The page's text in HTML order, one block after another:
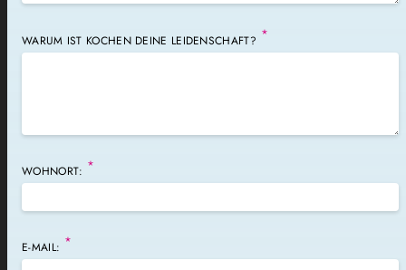
WARUM IST KOCHEN DEINE LEIDENSCHAFT? *
WOHNORT: *
E-MAIL: *